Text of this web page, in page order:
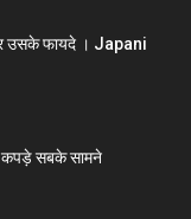
उसके फायदे । Japani
सबके सामने